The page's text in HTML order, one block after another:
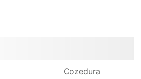
Cozedura